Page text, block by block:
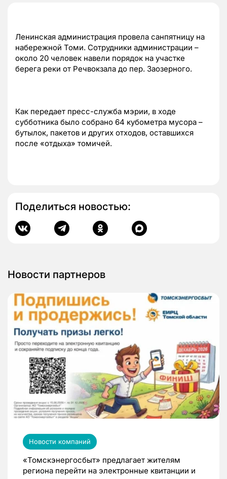
Ленинская администрация провела санпятницу на
набережной Томи. Сотрудники администрации –
около 20 человек навели порядок на участке
берега реки от Речвокзала до пер. Заозерного.
Как передает пресс-служба мэрии, в ходе
субботника было собрано 64 кубометра мусора –
бутылок, пакетов и других отходов, оставшихся
после «отдыха» томичей.
Поделиться новостью:
Новости партнеров
Новости компаний
«Томскэнергосбыт» предлагает жителям
региона перейти на электронные квитанции и